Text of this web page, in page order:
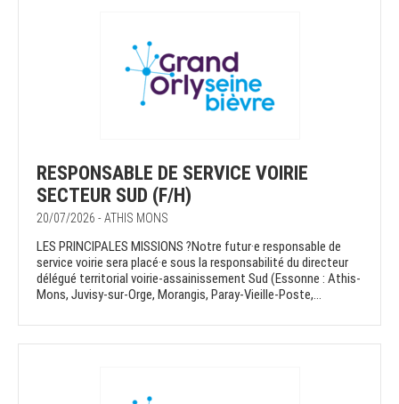
RESPONSABLE DE SERVICE VOIRIE
SECTEUR SUD (F/H)
20/07/2026 - ATHIS MONS
LES PRINCIPALES MISSIONS ?Notre futur·e responsable de
service voirie sera placé·e sous la responsabilité du directeur
délégué territorial voirie-assainissement Sud (Essonne : Athis-
Mons, Juvisy-sur-Orge, Morangis, Paray-Vieille-Poste,...